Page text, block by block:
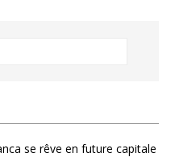
se rêve en future capitale